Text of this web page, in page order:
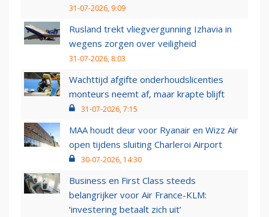
31-07-2026, 9:09
Rusland trekt vliegvergunning Izhavia in
wegens zorgen over veiligheid
31-07-2026, 8:03
Wachttijd afgifte onderhoudslicenties
monteurs neemt af, maar krapte blijft
31-07-2026, 7:15
MAA houdt deur voor Ryanair en Wizz Air
open tijdens sluiting Charleroi Airport
30-07-2026, 14:30
Business en First Class steeds
belangrijker voor Air France-KLM:
‘investering betaalt zich uit’